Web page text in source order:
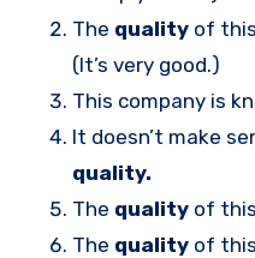
The quality of
(It’s very good.)
This company is
It doesn’t make
quality.
The quality of
The quality of